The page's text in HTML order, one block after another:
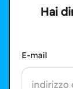
Hai
E-mail